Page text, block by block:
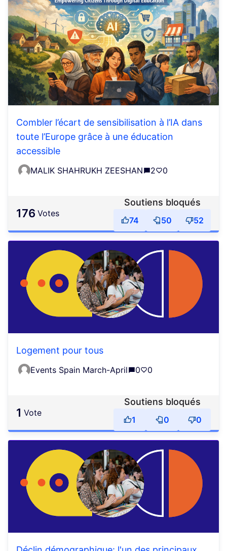
Combler l’écart de sensibilisation à l’IA dans
toute l’Europe grâce à une éducation
accessible
MALIK SHAHRUKH ZEESHAN 2 0
176 votes
Soutiens bloqués
74 50 52
Logement pour tous
Events Spain March-April 0 0
1 vote
Soutiens bloqués
1 0 0